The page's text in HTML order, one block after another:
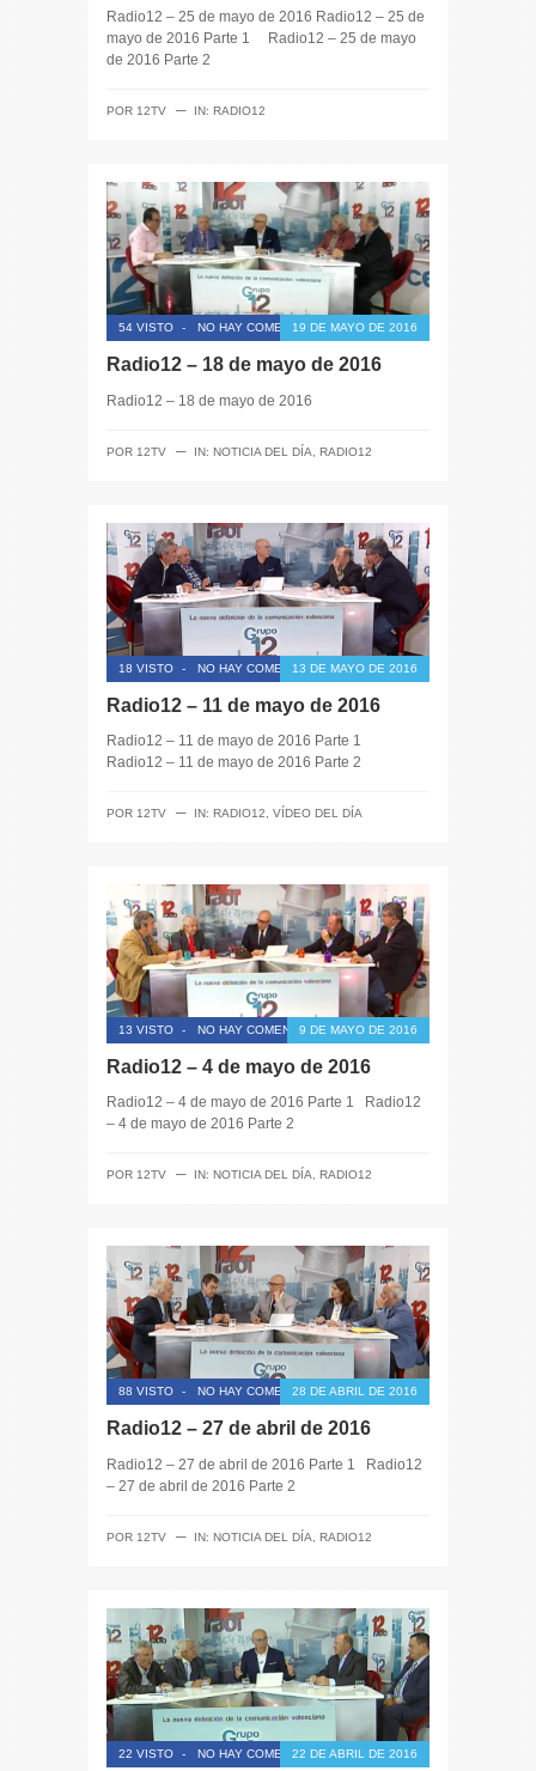
Radio12 – 25 de mayo de 2016 Radio12 – 25 de
mayo de 2016 Parte 1 Radio12 – 25 de mayo
de 2016 Parte 2
POR 12TV ─ IN: RADIO12
54 VISTO - NO HAY COMENTARIOS19 DE MAYO DE 2016
Radio12 – 18 de mayo de 2016
Radio12 – 18 de mayo de 2016
POR 12TV ─ IN: NOTICIA DEL DÍA RADIO12
18 VISTO - NO HAY COMENTARIOS13 DE MAYO DE 2016
Radio12 – 11 de mayo de 2016
Radio12 – 11 de mayo de 2016 Parte 1
Radio12 – 11 de mayo de 2016 Parte 2
POR 12TV ─ IN: RADIO12 VÍDEO DEL DÍA
13 VISTO - NO HAY COMENTARIOS9 DE MAYO DE 2016
Radio12 – 4 de mayo de 2016
Radio12 – 4 de mayo de 2016 Parte 1 Radio12
– 4 de mayo de 2016 Parte 2
POR 12TV ─ IN: NOTICIA DEL DÍA, RADIO12
88 VISTO - NO HAY COMENTARIOS28 DE ABRIL DE 2016
Radio12 – 27 de abril de 2016
Radio12 – 27 de abril de 2016 Parte 1 Radio12
– 27 de abril de 2016 Parte 2
POR 12TV ─ IN: NOTICIA DEL DÍA RADIO12
22 VISTO - NO HAY COMENTARIOS22 DE ABRIL DE 2016